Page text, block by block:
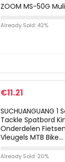
ZOOM MS-50G
Already Sold: 42%
€11.21
SUCHUANGUANG
Tackle Spatbord
Onderdelen
Vleugels MTB Bike…
Already Sold: 20%